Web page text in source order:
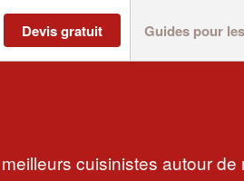
Devis gratuit Guides pour
cuisinistes autour de